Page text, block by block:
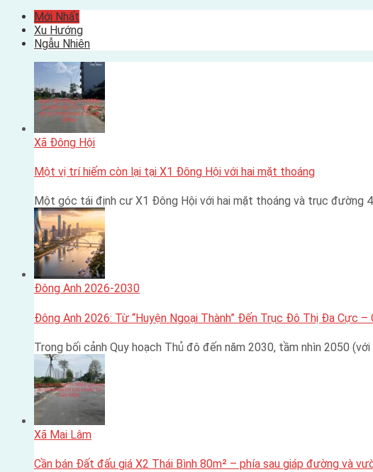
Mới Nhất
Xu Hướng
Ngẫu Nhiên
Xã Đông Hội
Một vị trí hiếm còn lại tại X1 Đông Hội với hai mặt thoáng
Một góc tái định cư X1 Đông Hội với hai mặt thoáng và trục đường
Đông Anh 2026-2030
Đông Anh 2026: Từ “Huyện Ngoại Thành” Đến Trục Đô Thị Đa Cực –
Trong bối cảnh Quy hoạch Thủ đô đến năm 2030, tầm nhìn 2050
Xã Mai Lâm
Cần bán Đất đấu giá X2 Thái Bình 80m² – phía sau giáp đường và